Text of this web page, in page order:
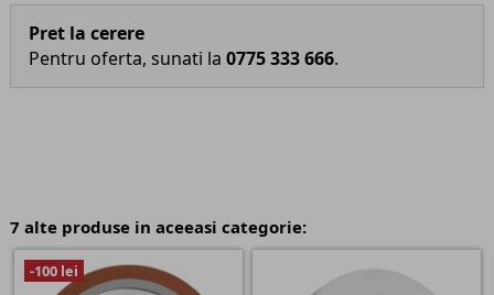
Pret la cerere
Pentru oferta, sunati la 0775 333 666.
7 alte produse in aceeasi categorie:
-100 lei